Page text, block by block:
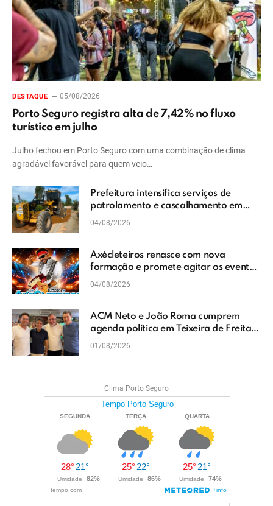
DESTAQUE 05/08/2026
Porto Seguro registra alta de 7,42% no fluxo
turístico em julho
Julho fechou em Porto Seguro com uma combinação de clima
agradável favorável para quem veio…
Prefeitura intensifica serviços de
patrolamento e cascalhamento em
Vera Cruz
04/08/2026
Axécleteiros renasce com nova
formação e promete agitar os eventos
do Extremo Sul da Bahia
04/08/2026
ACM Neto e João Roma cumprem
agenda política em Teixeira de Freitas
e reforçam projeto para o Extremo Sul
01/08/2026
Clima Porto Seguro